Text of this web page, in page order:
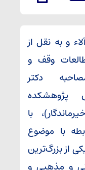
و به نقل از
وقف و
دکتر
پژوهشکده
با
با موضوع
از بزرگ‌ترین
و مذهبی و